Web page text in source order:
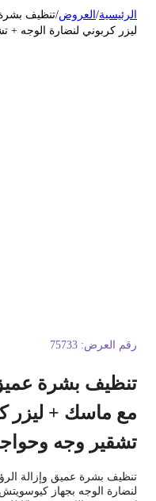
/العروض تنظيف بشرة
كربوني لنضارة الوجه +
العرض: 75733
بشرة عميق
ماسك + ليزر
وجه وحواجب
بشرة عميق وإزالة الرؤوس
الوجه بجهاز كيوسويتش +